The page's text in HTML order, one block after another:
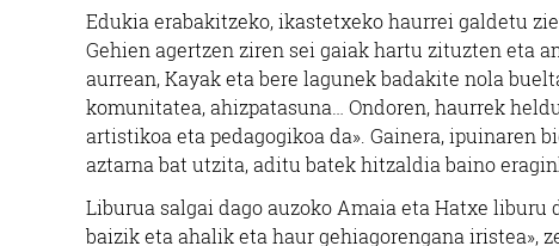
Edukia erabakitzeko, ikastetxeko haurrei galdetu
Gehien agertzen ziren sei gaiak hartu zituzten eta
aurrean, Kayak eta bere lagunek badakite nola
komunitatea, ahizpatasuna… Ondoren, haurrek
artistikoa eta pedagogikoa da». Gainera, ipuinaren
aztarna bat utzita, aditu batek hitzaldia baino
Liburua salgai dago auzoko Amaia eta Hatxe liburu
baizik eta ahalik eta haur gehiagorengana iristea»,